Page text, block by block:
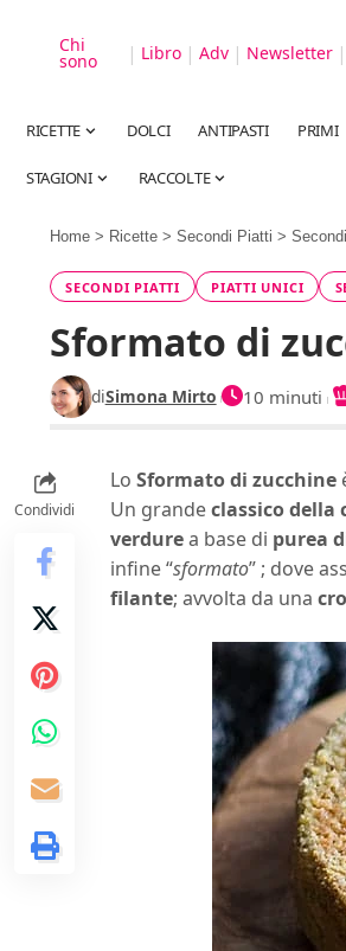
Chi
sono | Libro | Adv | Newsletter |
RICETTE DOLCI ANTIPASTI PRIMI
STAGIONI RACCOLTE
Home > Ricette > Secondi Piatti >
SECONDI PIATTI PIATTI UNICI
Sformato di
diSimona Mirto 10 minuti
Condividi
Lo Sformato di zucchine
Un grandeclassico
verdurea base di purea
infine “sformato” ; dove
filante; avvolta da una